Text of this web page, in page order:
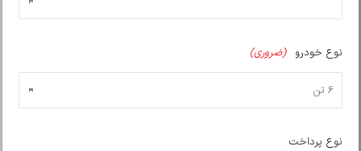
نوع خودرو (ضروری)
نوع پرداخت